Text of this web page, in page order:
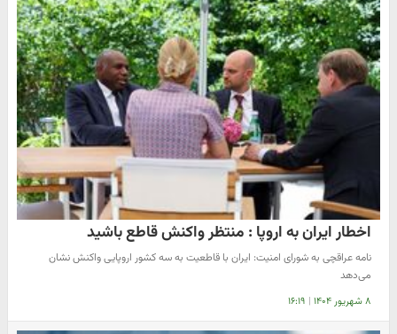
اخطار ایران به اروپا : منتظر واکنش قاطع باشید
نامه عراقچی به شورای امنیت: ایران با قاطعیت به سه کشور اروپایی واکنش نشان
می‌دهد
۸ شهریور ۱۴۰۴ | ۱۶:۱۹